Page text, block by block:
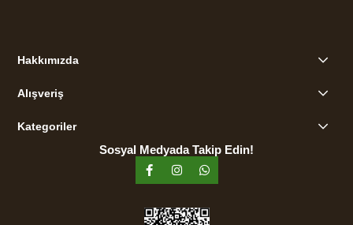
Hakkımızda
Alışveriş
Kategoriler
Sosyal Medyada Takip Edin!